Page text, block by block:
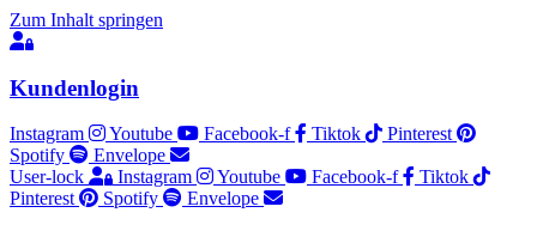
Zum Inhalt springen
Kundenlogin
Instagram Youtube Facebook-f Tiktok
Pinterest
Spotify
Envelope
User-lock
Instagram Youtube Facebook-f
Tiktok
Pinterest
Spotify Envelope